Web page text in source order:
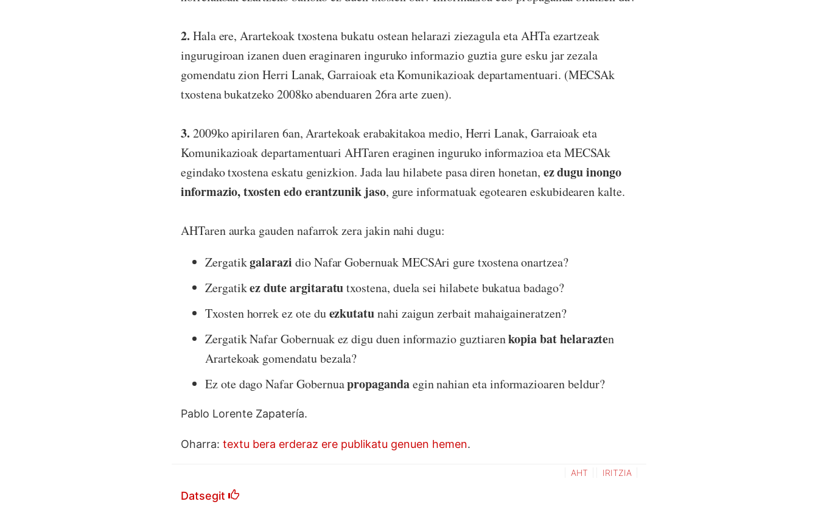
2. Hala ere, Arartekoak txostena bukatu ostean helarazi ziezagula eta AHTa ezartzeak
ingurugiroan izanen duen eraginaren inguruko informazio guztia gure esku jar zezala
gomendatu zion Herri Lanak, Garraioak eta Komunikazioak departamentuari. (MECSAk
txostena bukatzeko 2008ko abenduaren 26ra arte zuen).
3. 2009ko apirilaren 6an, Arartekoak erabakitakoa medio, Herri Lanak, Garraioak eta
Komunikazioak departamentuari AHTaren eraginen inguruko informazioa eta MECSAk
egindako txostena eskatu genizkion. Jada lau hilabete pasa diren honetan, ez dugu inongo
informazio, txosten edo erantzunik jaso, gure informatuak egotearen eskubidearen kalte.
AHTaren aurka gauden nafarrok zera jakin nahi dugu:
Zergatikgalarazi dio Nafar Gobernuak MECSAri gure txostena onartzea?
Zergatikez dute argitaratutxostena, duela sei hilabete bukatua badago?
Txosten horrek ez ote duezkutatunahi zaigun zerbait mahaigaineratzen?
Zergatik Nafar Gobernuak ez digu duen informazio guztiarenkopia bat helarazten
Arartekoak gomendatu bezala?
Ez ote dago Nafar Gobernuapropagandaegin nahian eta informazioaren beldur?
Pablo Lorente Zapatería.
Oharra: textu bera erderaz ere publikatu genuen hemen.
Datsegit
AHT IRITZIA